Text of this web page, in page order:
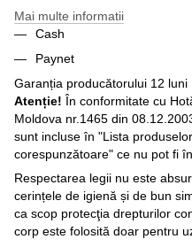
Mai multe informatii
Cash
Paynet
Garanția producătorului 12 luni
Atenție! În conformitate cu
Moldova nr.1465 din
sunt incluse în "Lista
corespunzătoare" ce nu pot fi
Respectarea legii nu este
cerințele de igienă și de bun
ca scop protecţia drepturilor
corp este folosită doar pentru